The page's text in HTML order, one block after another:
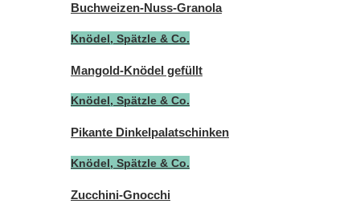
Buchweizen-Nuss-Granola
Knödel, Spätzle & Co.
Mangold-Knödel gefüllt
Knödel, Spätzle & Co.
Pikante Dinkelpalatschinken
Knödel, Spätzle & Co.
Zucchini-Gnocchi